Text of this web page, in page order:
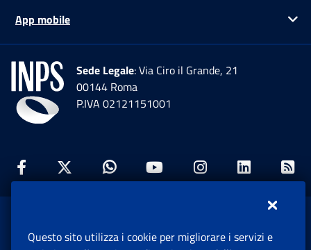
App mobile
Sede Legale: Via Ciro il Grande, 21
00144 Roma
P.IVA 02121151001
Facebook: Apre una nuova finestra
Twitter: Apre una nuova finestra
Whatsapp: Apre una nuova
Youtube: Apre una
Instagram:
Istituto Nazionale Previdenza Sociale.
Questo sito utilizza i cookie per migliorare i servizi e